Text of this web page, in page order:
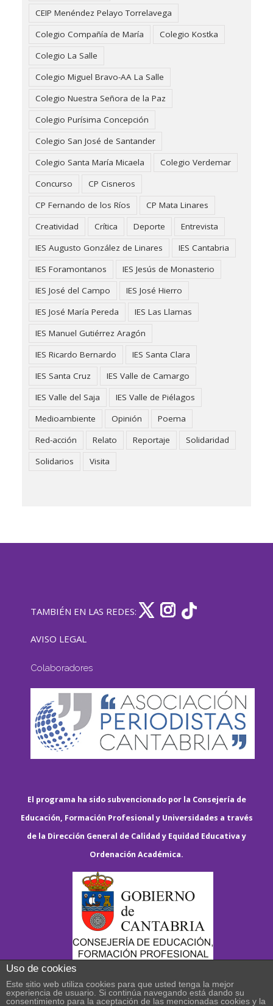
CEIP Menéndez Pelayo Torrelavega
Colegio Compañía de María
Colegio Kostka
Colegio La Salle
Colegio Miguel Bravo-AA La Salle
Colegio Nuestra Señora de la Paz
Colegio Purísima Concepción
Colegio San José de Santander
Colegio Santa María Micaela
Colegio Verdemar
Concurso
CP Cisneros
CP Fernando de los Ríos
CP Mata Linares
Creatividad
Crítica Deporte
Entrevista
IES Augusto González de Linares
IES Cantabria
IES Foramontanos
IES Jesús de Monasterio
IES José del Campo
IES José Hierro
IES José María Pereda
IES Las Llamas
IES Manuel Gutiérrez Aragón
IES Ricardo Bernardo
IES Santa Clara
IES Santa Cruz
IES Valle de Camargo
IES Valle del Saja
IES Valle de Piélagos
Medioambiente
Opinión
Poema
Red-acción
Relato Reportaje
Solidaridad
Solidarios
Visita
TAMBIÉN EN LAS REDES:
AVISO LEGAL
Colaboradores
El programa ha sido subvencionado por la Consejería de
Educación, Formación Profesional y Universidades a través
de la Dirección General de Calidad y Equidad Educativa y
Ordenación Académica.
Uso de cookies
Este sitio web utiliza cookies para que usted tenga la mejor
experiencia de usuario. Si continúa navegando está dando su
consentimiento para la aceptación de las mencionadas cookies y la